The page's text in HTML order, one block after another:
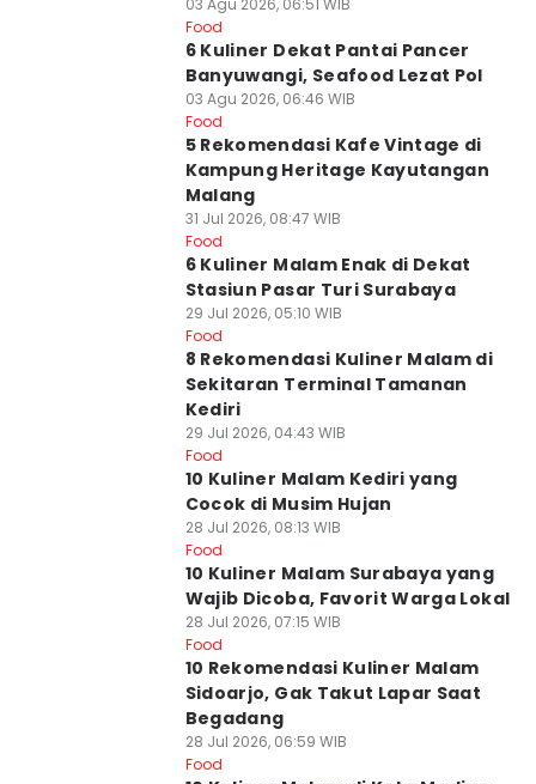
03 Agu 2026, 06:51 WIB
Food
6 Kuliner Dekat Pantai Pancer
Banyuwangi, Seafood Lezat Pol
03 Agu 2026, 06:46 WIB
Food
5 Rekomendasi Kafe Vintage di
Kampung Heritage Kayutangan
Malang
31 Jul 2026, 08:47 WIB
Food
6 Kuliner Malam Enak di Dekat
Stasiun Pasar Turi Surabaya
29 Jul 2026, 05:10 WIB
Food
8 Rekomendasi Kuliner Malam di
Sekitaran Terminal Tamanan
Kediri
29 Jul 2026, 04:43 WIB
Food
10 Kuliner Malam Kediri yang
Cocok di Musim Hujan
28 Jul 2026, 08:13 WIB
Food
10 Kuliner Malam Surabaya yang
Wajib Dicoba, Favorit Warga Lokal
28 Jul 2026, 07:15 WIB
Food
10 Rekomendasi Kuliner Malam
Sidoarjo, Gak Takut Lapar Saat
Begadang
28 Jul 2026, 06:59 WIB
Food